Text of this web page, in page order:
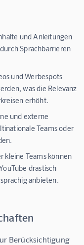
und Anleitungen
Sprachbarrieren
und Werbespots
was die Relevanz
erhöht.
und externe
Teams oder
kleine Teams können
drastisch
anbieten.
Berücksichtigung